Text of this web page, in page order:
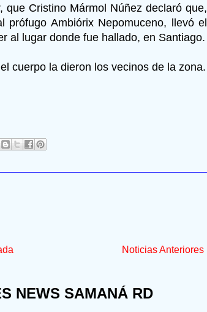
que Cristino Mármol Núñez declaró que,
prófugo Ambiórix Nepomuceno, llevó el
al lugar donde fue hallado, en Santiago.
cuerpo la dieron los vecinos de la zona.
Noticias Anteriores
NEWS SAMANÁ RD